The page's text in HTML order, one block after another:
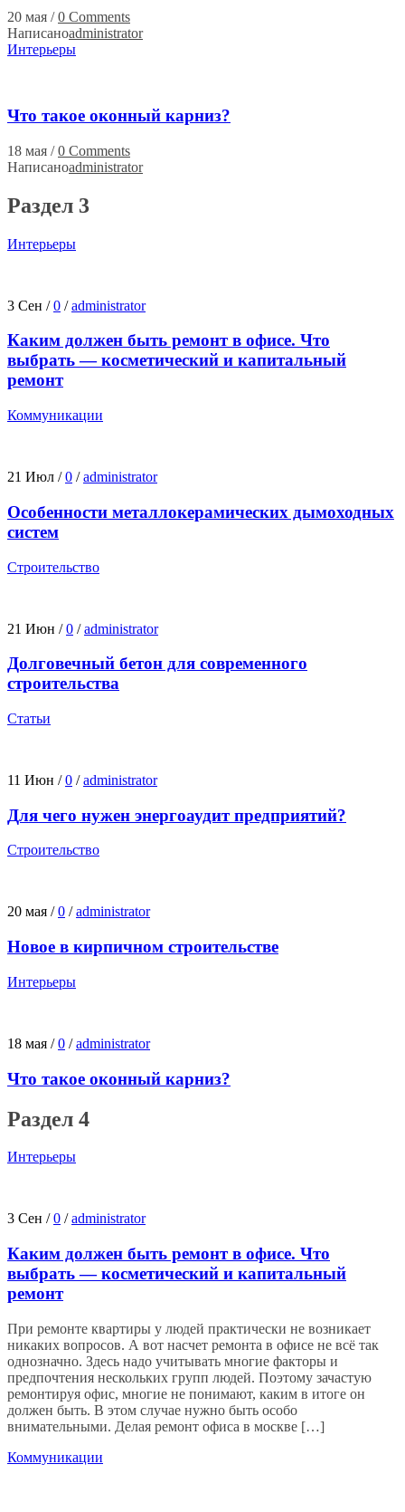
20 мая / 0 Comments
Написаноadministrator
Интерьеры
Что такое оконный карниз?
18 мая / 0 Comments
Написаноadministrator
Раздел 3
Интерьеры
3 Сен / 0 / administrator
Каким должен быть ремонт в офисе. Что
выбрать — косметический и капитальный
ремонт
Коммуникации
21 Июл / 0 / administrator
Особенности металлокерамических дымоходных
систем
Строительство
21 Июн / 0 / administrator
Долговечный бетон для современного
строительства
Статьи
11 Июн / 0 / administrator
Для чего нужен энергоаудит предприятий?
Строительство
20 мая / 0 / administrator
Новое в кирпичном строительстве
Интерьеры
18 мая / 0 / administrator
Что такое оконный карниз?
Раздел 4
Интерьеры
3 Сен / 0 / administrator
Каким должен быть ремонт в офисе. Что
выбрать — косметический и капитальный
ремонт
При ремонте квартиры у людей практически не возникает
никаких вопросов. А вот насчет ремонта в офисе не всё так
однозначно. Здесь надо учитывать многие факторы и
предпочтения нескольких групп людей. Поэтому зачастую
ремонтируя офис, многие не понимают, каким в итоге он
должен быть. В этом случае нужно быть особо
внимательными. Делая ремонт офиса в москве […]
Коммуникации